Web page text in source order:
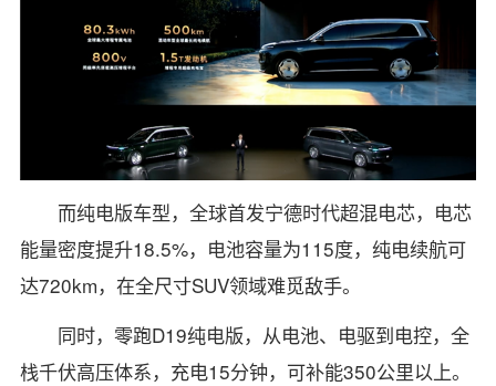
而纯电版车型，全球首发宁德时代超混电芯，电芯
能量密度提升18.5%，电池容量为115度，纯电续航可
达720km，在全尺寸SUV领域难觅敌手。
同时，零跑D19纯电版，从电池、电驱到电控，全
栈千伏高压体系，充电15分钟，可补能350公里以上。